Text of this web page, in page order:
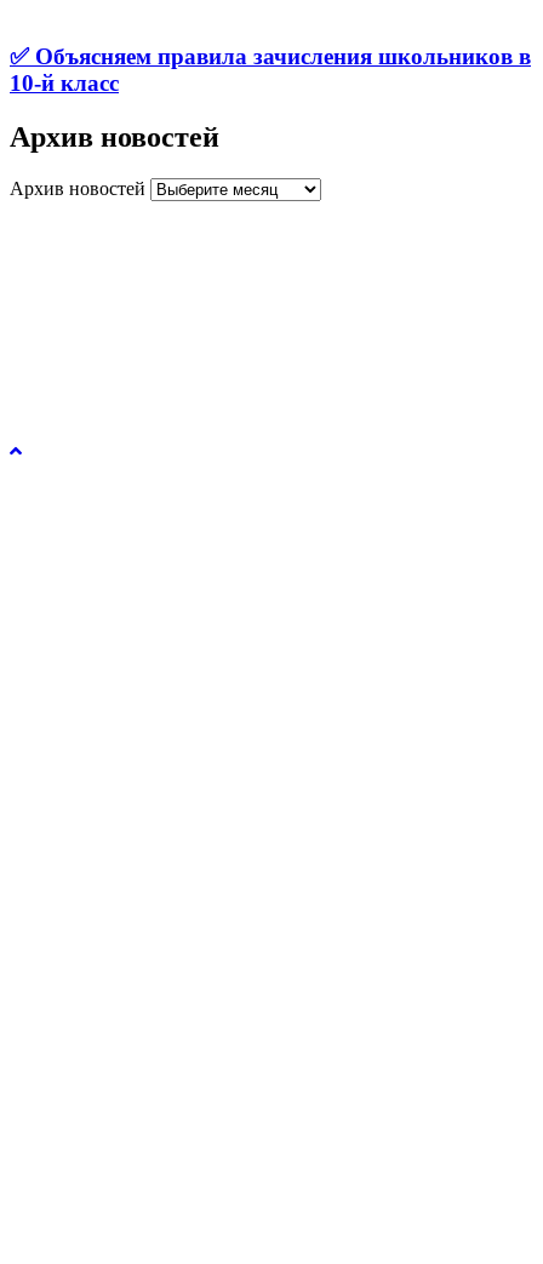
✅ Объясняем правила зачисления школьников в
10-й класс
Архив новостей
Архив новостей